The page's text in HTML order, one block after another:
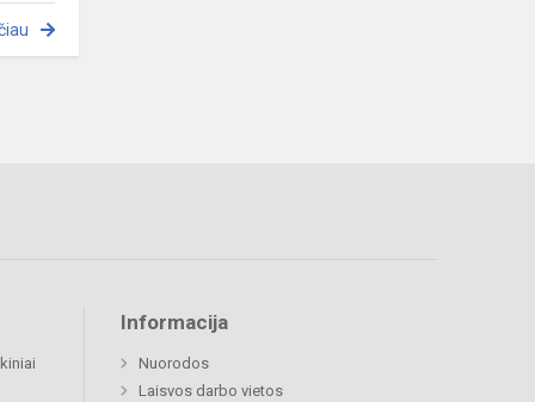
Informacija
Nuorodos
Laisvos darbo vietos